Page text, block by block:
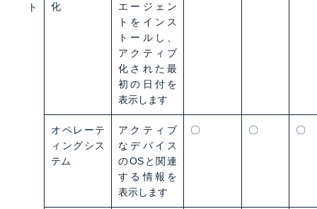
ト
化
エージェン
トをインス
トールし、
アクティブ
化された最
初の日付を
表示します
オペレーテ
ィングシス
テム
アクティブ
なデバイス
のOSと関連
する情報を
表示します
〇 〇 〇